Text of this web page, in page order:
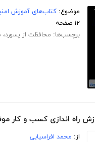
موضوع:کتاب‌های آموزش
۱۲ صفحه
برچسب‌ها: محافظت از پسورد،
راه اندازی کسب و کار
از: محمد افراسیابی